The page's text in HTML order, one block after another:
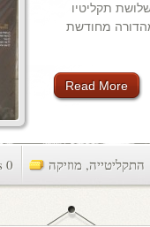
תקליטיו
מחודשת
Read More
0 comments התקליטייה, מוזיקה